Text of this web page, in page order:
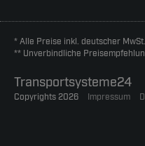
* Alle Preise inkl. deutscher
** Unverbindliche
Transportsysteme24
Copyrights 2026 Impressum